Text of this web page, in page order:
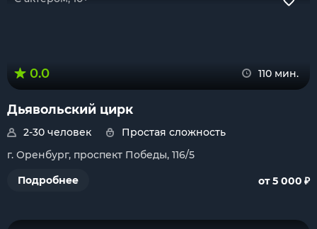
0.0 110 мин.
Дьявольский цирк
2-30 человек
Простая сложность
г. Оренбург, проспект Победы, 116/5
Подробнее
от 5 000 ₽